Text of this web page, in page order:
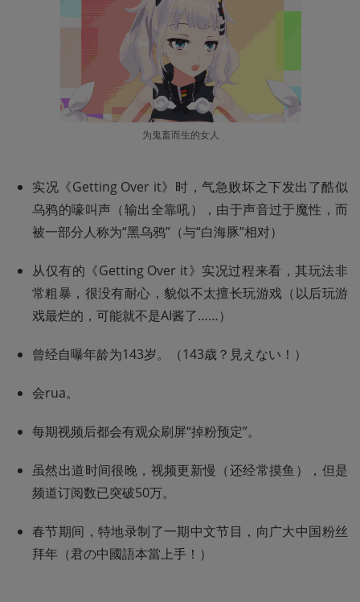
为鬼畜而生的女人
实况《Getting Over it》时，气急败坏之下发出了酷似
乌鸦的嚎叫声（输出全靠吼），由于声音过于魔性，而
被一部分人称为“黑乌鸦”（与“白海豚”相对）
从仅有的《Getting Over it》实况过程来看，其玩法非
常粗暴，很没有耐心，貌似不太擅长玩游戏（以后玩游
戏最烂的，可能就不是AI酱了……）
曾经自曝年龄为143岁。（143歳？見えない！）
会rua。
每期视频后都会有观众刷屏“掉粉预定”。
虽然出道时间很晚，视频更新慢（还经常摸鱼），但是
频道订阅数已突破50万。
春节期间，特地录制了一期中文节目，向广大中国粉丝
拜年（君の中國語本當上手！）